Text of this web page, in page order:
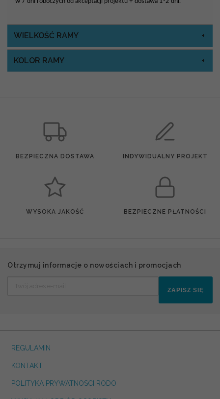
WIELKOŚĆ RAMY
KOLOR RAMY
BEZPIECZNA DOSTAWA INDYWIDUALNY PROJEKT
WYSOKA JAKOŚĆ BEZPIECZNE PŁATNOŚCI
Otrzymuj informacje o nowościach i promocjach
ZAPISZ SIĘ
REGULAMIN
KONTAKT
POLITYKA PRYWATNOSCI RODO